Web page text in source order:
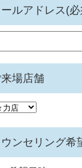
ルアドレス(必
場店舗
ンセリング希